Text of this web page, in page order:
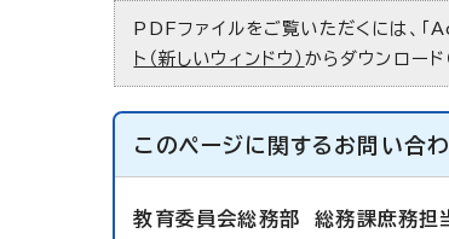
PDFファイルをご覧いただくには、「
ト（新しいウィンドウ） からダウンロード
このページに関する お問い合
教育委員会総務部総務課庶務担